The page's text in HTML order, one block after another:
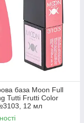
база Moon Full
Tutti Frutti Color
12 мл